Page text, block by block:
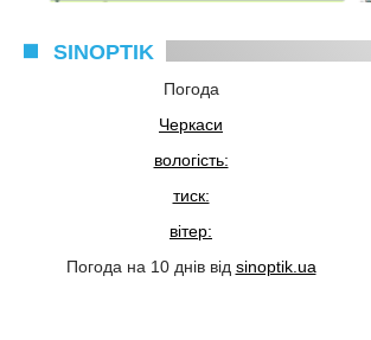
SINOPTIK
Погода
Черкаси
вологість:
тиск:
вітер:
Погода на 10 днів від sinoptik.ua